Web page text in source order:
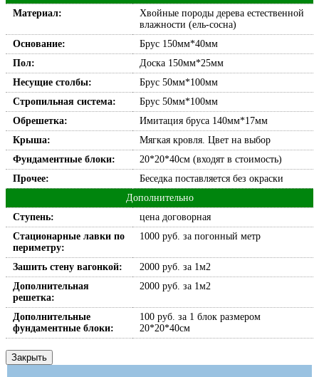
Материал:
Хвойные породы дерева естественной
влажности (ель-сосна)
Основание:
Брус 150мм*40мм
Пол:
Доска 150мм*25мм
Несущие столбы:
Брус 50мм*100мм
Стропильная система:
Брус 50мм*100мм
Обрешетка:
Имитация бруса 140мм*17мм
Крыша:
Мягкая кровля. Цвет на выбор
Фундаментные блоки:
20*20*40см (входят в стоимость)
Прочее:
Беседка поставляется без окраски
Дополнительно
Ступень:
цена договорная
Стационарные лавки по
периметру:
1000 руб. за погонный метр
Зашить стену вагонкой:
2000 руб. за 1м2
Дополнительная
решетка:
2000 руб. за 1м2
Дополнительные
фундаментные блоки:
100 руб. за 1 блок размером
20*20*40см
Закрыть